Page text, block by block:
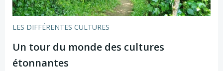
LES DIFFÉRENTES CULTURES
Un tour du monde des cultures
étonnantes